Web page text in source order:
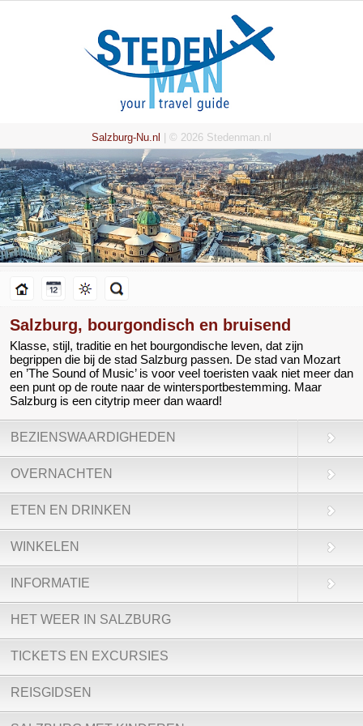
Salzburg-Nu.nl | © 2026 Stedenman.nl
Salzburg, bourgondisch en bruisend
Klasse, stijl, traditie en het bourgondische leven, dat zijn
begrippen die bij de stad Salzburg passen. De stad van Mozart
en ’The Sound of Music’ is voor veel toeristen vaak niet meer dan
een punt op de route naar de wintersportbestemming. Maar
Salzburg is een citytrip meer dan waard!
BEZIENSWAARDIGHEDEN
OVERNACHTEN
ETEN EN DRINKEN
WINKELEN
INFORMATIE
HET WEER IN SALZBURG
TICKETS EN EXCURSIES
REISGIDSEN